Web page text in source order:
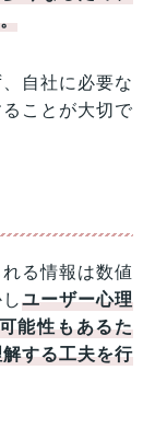
自社に必要な
ことが大切で
る情報は数値
しユーザー心理
能性もあるた
する工夫を行